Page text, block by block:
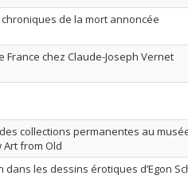
de la mort annoncée
chez Claude-Joseph Vernet
collections permanentes au
from Old
les dessins érotiques d’Egon